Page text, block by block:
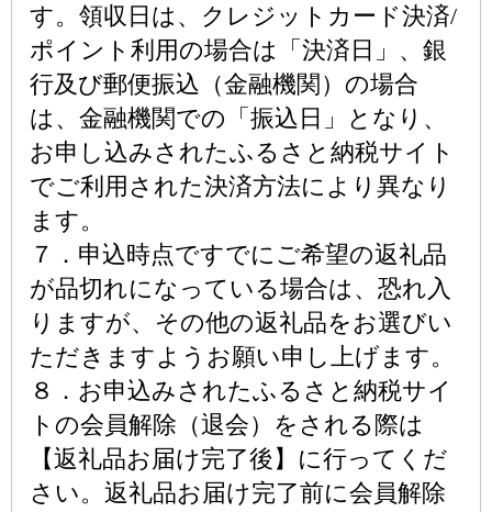
す。領収日は、クレジットカード決済/
ポイント利用の場合は「決済日」、銀
行及び郵便振込（金融機関）の場合
は、金融機関での「振込日」となり、
お申し込みされたふるさと納税サイト
でご利用された決済方法により異なり
ます。
７．申込時点ですでにご希望の返礼品
が品切れになっている場合は、恐れ入
りますが、その他の返礼品をお選びい
ただきますようお願い申し上げます。
８．お申込みされたふるさと納税サイ
トの会員解除（退会）をされる際は
【返礼品お届け完了後】に行ってくだ
さい。返礼品お届け完了前に会員解除